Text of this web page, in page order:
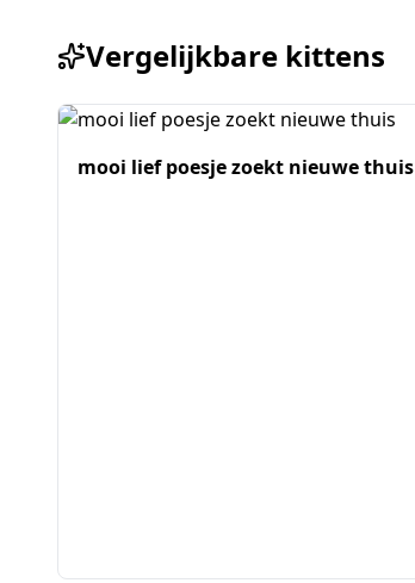
Vergelijkbare kittens
mooi lief poesje zoekt nieuwe thuis